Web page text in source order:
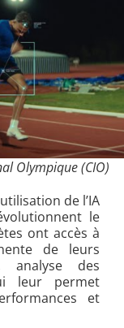
Olympique (CIO)
de l’IA
le
ont accès à
de leurs
analyse des
leur permet
et